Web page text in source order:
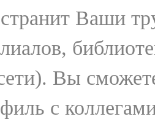
Ваши
Вы
с